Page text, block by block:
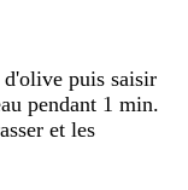
puis saisir
pendant 1 min.
et les